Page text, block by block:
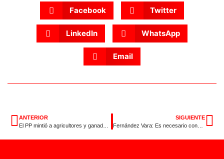
Facebook Twitter
LinkedIn WhatsApp
Email
ANTERIOR
SIGUIENTE